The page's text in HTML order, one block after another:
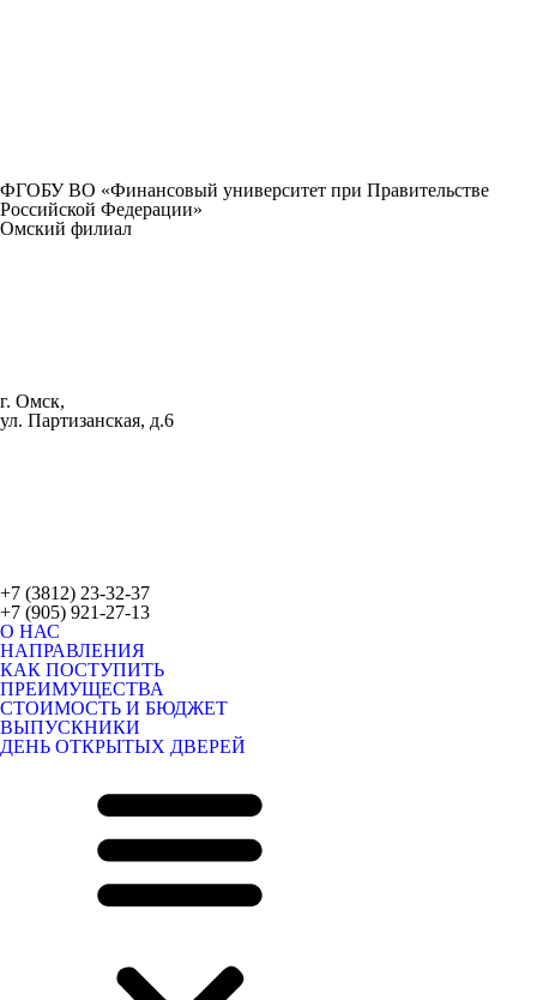
ФГОБУ ВО «Финансовый университет при Правительстве
Российской Федерации»
Омский филиал
г. Омск,
ул. Партизанская, д.6
+7 (3812) 23-32-37
+7 (905) 921-27-13
О НАС
НАПРАВЛЕНИЯ
КАК ПОСТУПИТЬ
ПРЕИМУЩЕСТВА
СТОИМОСТЬ И БЮДЖЕТ
ВЫПУСКНИКИ
ДЕНЬ ОТКРЫТЫХ ДВЕРЕЙ